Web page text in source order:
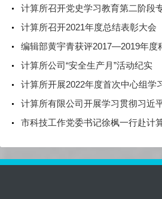
计算所召开党史学习教育第二阶段
计算所召开2021年度总结表彰大会
编辑部黄宇青获评2017—2019年度科技系
计算所公司“安全生产月”活动纪实
计算所开展2022年度首次中心组学习——传达学习上海市委、市科技工作党委党史学习教育总结会议精神、传达学习习近平总书记在省部
计算所有限公司开展学习贯彻习近平新时代中国特色社会主义思想
市科技工作党委书记徐枫一行赴计